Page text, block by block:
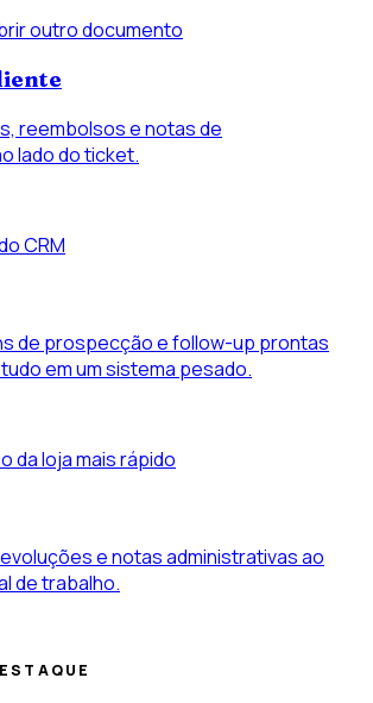
outro documento
reembolsos e notas de
lado do ticket.
CRM
de prospecção e follow-up prontas
em um sistema pesado.
da loja mais rápido
e notas administrativas ao
de trabalho.